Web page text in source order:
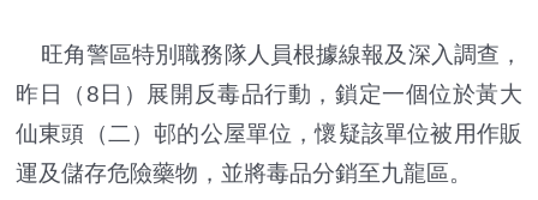
旺角警區特別職務隊人員根據線報及深入調查，
昨日（8日）展開反毒品行動，鎖定一個位於黃大
仙東頭（二）邨的公屋單位，懷疑該單位被用作販
運及儲存危險藥物，並將毒品分銷至九龍區。